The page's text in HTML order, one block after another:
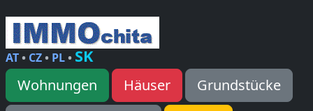
AT• CZ• PL• SK
Wohnungen Häuser
Grundstücke